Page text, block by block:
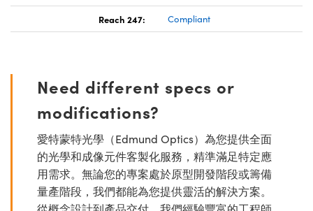
Reach 247: Compliant
Need different specs or
modifications?
愛特蒙特光學（Edmund Optics）為您提供全面
的光學和成像元件客製化服務，精準滿足特定應
用需求。無論您的專案處於原型開發階段或籌備
量產階段，我們都能為您提供靈活的解決方案。